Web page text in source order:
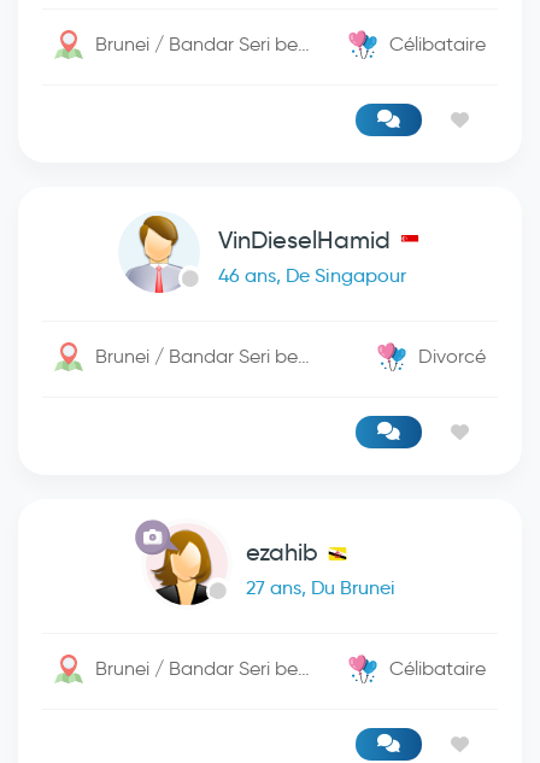
Brunei / Bandar Seri begwan Célibataire
VinDieselHamid
46 ans, De Singapour
Brunei / Bandar Seri begwan Divorcé
ezahib
27 ans, Du Brunei
Brunei / Bandar Seri begwan Célibataire